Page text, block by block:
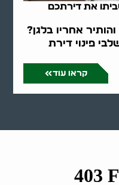
את דירתכם
אחריו בלגן?
פינוי דירת
קראו עוד